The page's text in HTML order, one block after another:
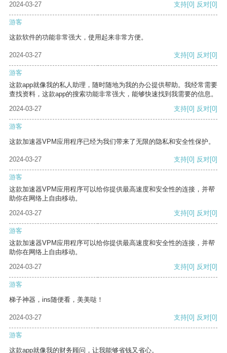
2024-03-27
支持[0] 反对[0]
游客
这款软件的功能非常强大，使用起来非常方便。
2024-03-27 支持[0] 反对[0]
游客
这款app就像我的私人助理，随时随地为我的办公提供帮助。我经常需要
查找资料，这款app的搜索功能非常强大，能够快速找到我需要的信息。
2024-03-27
支持[0] 反对[0]
游客
这款加速器VPM应用程序已经为我们带来了无限的隐私和安全性保护。
2024-03-27 支持[0] 反对[0]
游客
这款加速器VPM应用程序可以给你提供最高速度和安全性的连接，并帮
助你在网络上自由移动。
2024-03-27
支持[0] 反对[0]
游客
这款加速器VPM应用程序可以给你提供最高速度和安全性的连接，并帮
助你在网络上自由移动。
2024-03-27
支持[0] 反对[0]
游客
梯子神器，ins随便看，美美哒！
2024-03-27 支持[0] 反对[0]
游客
这款app就像我的财务顾问，让我能够省钱又省心。